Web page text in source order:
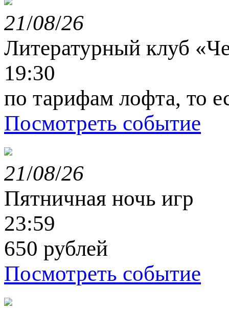
21/08/26
Литературный клуб
19:30
по тарифам лофта, то
Посмотреть событие
21/08/26
Пятничная ночь игр
23:59
650 рублей
Посмотреть событие